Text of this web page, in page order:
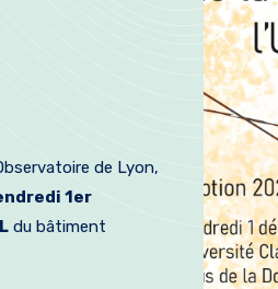
de Lyon,
1er
du bâtiment